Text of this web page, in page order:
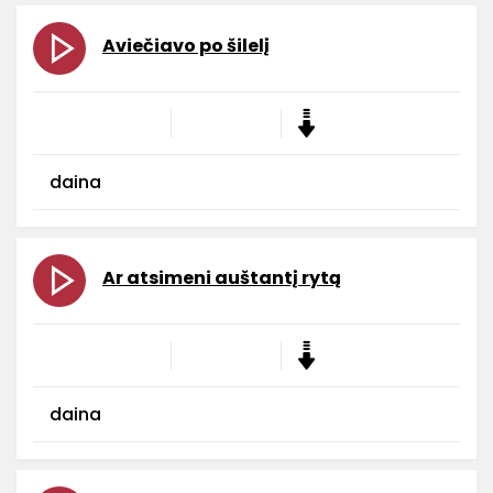
Aviečiavo po šilelį
daina
Ar atsimeni auštantį rytą
daina